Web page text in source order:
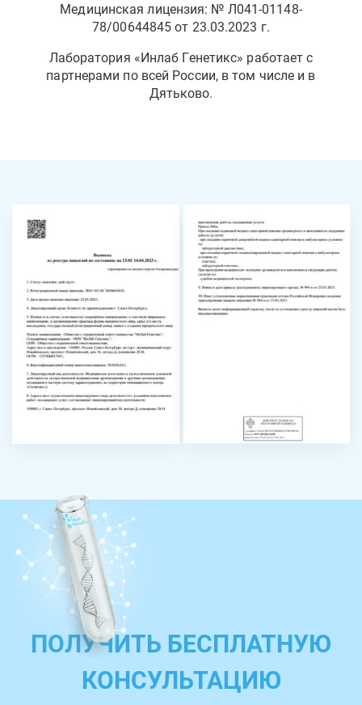
Медицинская лицензия: № Л041-01148-
78/00644845 от 23.03.2023 г.
Лаборатория «Инлаб Генетикс» работает с
партнерами по всей России, в том числе и в
Дятьково.
ПОЛУЧИТЬ БЕСПЛАТНУЮ
КОНСУЛЬТАЦИЮ